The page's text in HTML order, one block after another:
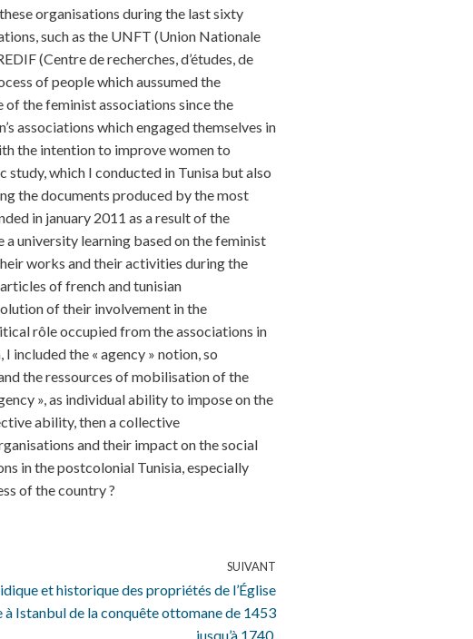
organisations during the last sixty
such as the UNFT (Union Nationale
(Centre de recherches, d’études, de
of people which aussumed the
the feminist associations since the
associations which engaged themselves in
the intention to improve women to
which I conducted in Tunisa but also
the documents produced by the most
in january 2011 as a result of the
university learning based on the feminist
works and their activities during the
of french and tunisian
of their involvement in the
rôle occupied from the associations in
included the « agency » notion, so
the ressources of mobilisation of the
», as individual ability to impose on the
ability, then a collective
and their impact on the social
in the postcolonial Tunisia, especially
of the country ?
SUIVANT
et historique des propriétés de l’Église
Istanbul de la conquête ottomane de 1453
jusqu’à 1740.